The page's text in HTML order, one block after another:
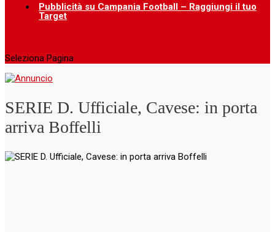
Pubblicità su Campania Football – Raggiungi il tuo
Target
Seleziona Pagina
SERIE D. Ufficiale, Cavese: in porta
arriva Boffelli